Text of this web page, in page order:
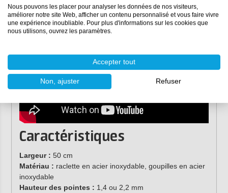
Caractéristiques
Largeur : 50 cm
Matériau : raclette en acier inoxydable, goupilles en acier
inoxydable
Hauteur des pointes : 1,4 ou 2,2 mm
Nous pouvons les placer pour analyser les données de nos visiteurs,
améliorer notre site Web, afficher un contenu personnalisé et vous faire vivre
une expérience inoubliable. Pour plus d'informations sur les cookies que
nous utilisons, ouvrez les paramètres.
Accepter tout
Non, ajuster Refuser